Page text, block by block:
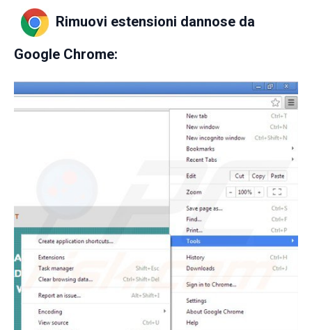
Rimuovi estensioni dannose da
Google Chrome: